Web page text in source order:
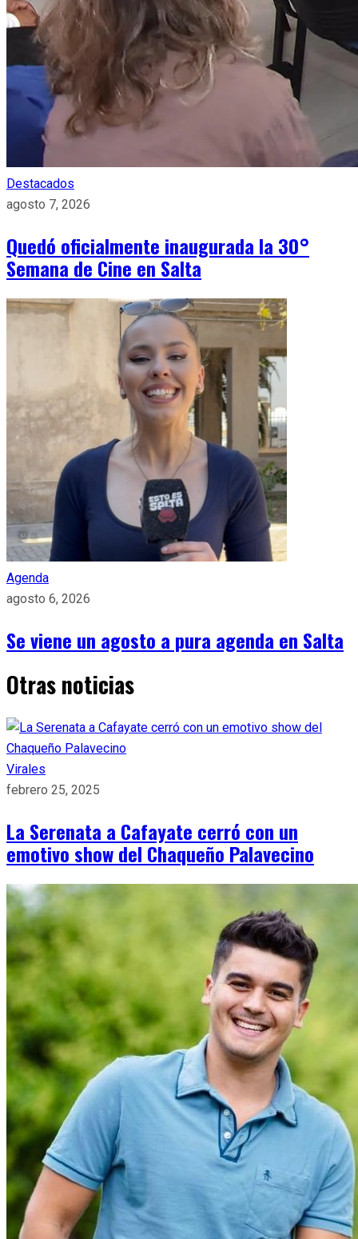
Destacados
agosto 7, 2026
Quedó oficialmente inaugurada la 30°
Semana de Cine en Salta
Agenda
agosto 6, 2026
Se viene un agosto a pura agenda en Salta
Otras noticias
Virales
febrero 25, 2025
La Serenata a Cafayate cerró con un
emotivo show del Chaqueño Palavecino